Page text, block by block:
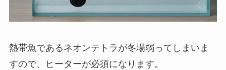
熱帯魚であるネオンテトラが冬場弱ってしまいま
すので、ヒーターが必須になります。